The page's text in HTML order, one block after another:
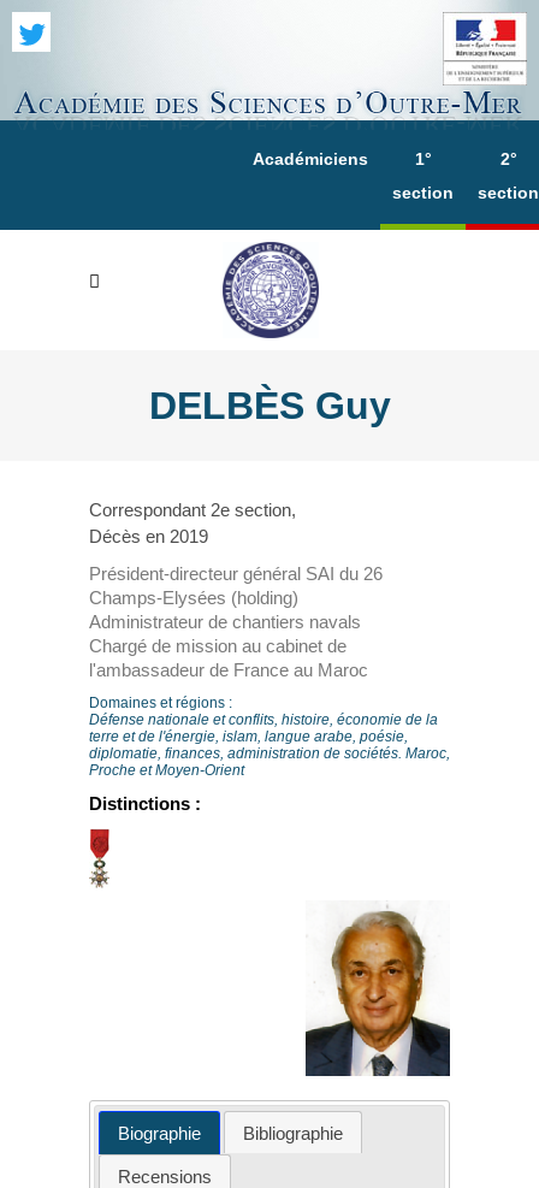
Académiciens
1°
section
2°
section
DELBÈS Guy
Correspondant 2e section,
Décès en 2019
Président-directeur général SAI du 26
Champs-Elysées (holding)
Administrateur de chantiers navals
Chargé de mission au cabinet de
l'ambassadeur de France au Maroc
Domaines et régions :
Défense nationale et conflits, histoire, économie de la
terre et de l'énergie, islam, langue arabe, poésie,
diplomatie, finances, administration de sociétés. Maroc,
Proche et Moyen-Orient
Distinctions :
Biographie Bibliographie
Recensions